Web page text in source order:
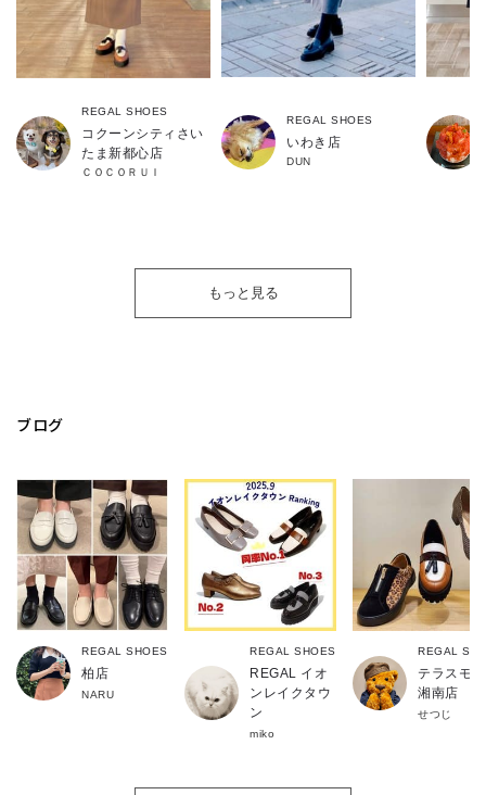
REGAL SHOES
コクーンシティさい
たま新都心店
ＣＯＣＯＲＵＩ
REGAL SHOES
いわき店
DUN
もっと見る
ブログ
REGAL SHOES
柏店
NARU
REGAL SHOES
REGAL イオ
ンレイクタウ
ン
miko
REGAL
テラスモ
湘南店
せつじ